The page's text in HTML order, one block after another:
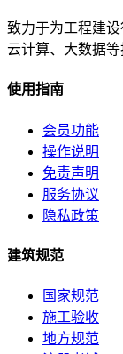
致力于为工程建
云计算、大数据等
使用指南
会员功能
操作说明
免责声明
服务协议
隐私政策
建筑规范
国家规范
施工验收
地方规范